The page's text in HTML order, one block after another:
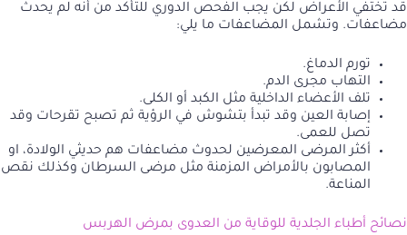
قد تختفي الأعراض لكن يجب الفحص الدوري للتأكد من أنه لم يحدث
مضاعفات. وتشمل المضاعفات ما يلي:
تورم الدماغ.
التهاب مجرى الدم.
تلف الأعضاء الداخلية مثل الكبد أو الكلى.
إصابة العين وقد تبدأ بتشوش في الرؤية ثم تصبح تقرحات وقد
تصل للعمى.
أكثر المرضى المعرضين لحدوث مضاعفات هم حديثي الولادة، او
المصابون بالأمراض المزمنة مثل مرضى السرطان وكذلك نقص
المناعة.
نصائح أطباء الجلدية للوقاية من العدوى بمرض الهربس